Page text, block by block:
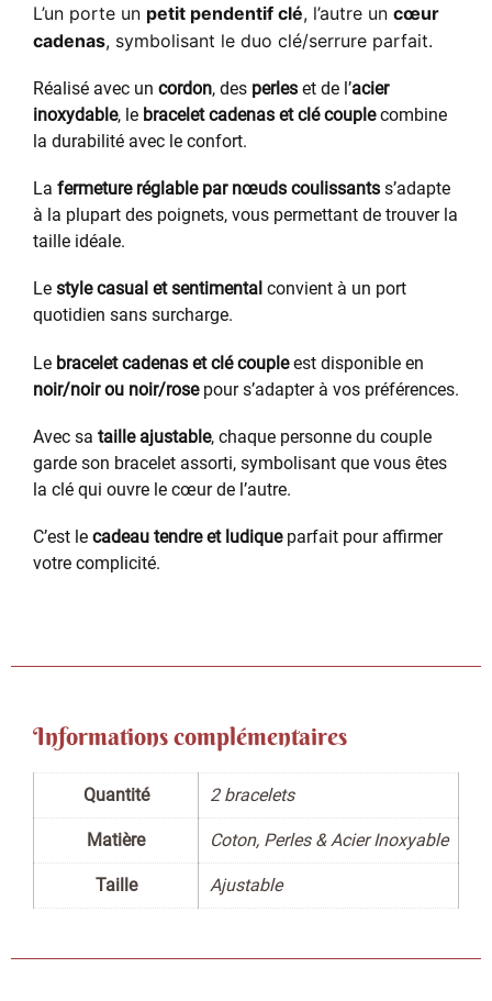
L’un porte un petit pendentif clé, l’autre un cœur
cadenas, symbolisant le duo clé/serrure parfait.
Réalisé avec un cordon, des perles et de l’acier
inoxydable, le bracelet cadenas et clé couplecombine
la durabilité avec le confort.
La fermeture réglable par nœuds coulissants s’adapte
à la plupart des poignets, vous permettant de trouver la
taille idéale.
Le style casual et sentimental convient à un port
quotidien sans surcharge.
Le bracelet cadenas et clé coupleest disponible en
noir/noir ou noir/rosepour s’adapter à vos préférences.
Avec sa taille ajustable, chaque personne du couple
garde son bracelet assorti, symbolisant que vous êtes
la clé qui ouvre le cœur de l’autre.
C’est le cadeau tendre et ludiqueparfait pour affirmer
votre complicité.
Informations complémentaires
Quantité 2 bracelets
Matière Coton, Perles & Acier Inoxyable
Taille Ajustable